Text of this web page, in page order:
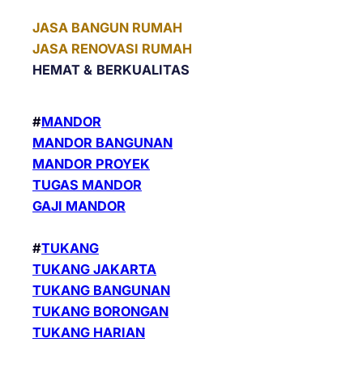
JASA BANGUN RUMAH
JASA RENOVASI RUMAH
HEMAT & BERKUALITAS
#MANDOR
MANDOR BANGUNAN
MANDOR PROYEK
TUGAS MANDOR
GAJI MANDOR
#TUKANG
TUKANG JAKARTA
TUKANG BANGUNAN
TUKANG BORONGAN
TUKANG HARIAN